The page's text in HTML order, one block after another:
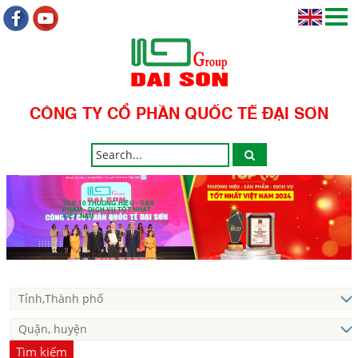
CÔNG TY CỔ PHẦN QUỐC TẾ ĐẠI SƠN
TOP 10 THƯƠNG HIỆU - SẢN
PHẨM - DỊCH VỤ TỐT NHẤT
VIỆT NAM
Tìm kiếm